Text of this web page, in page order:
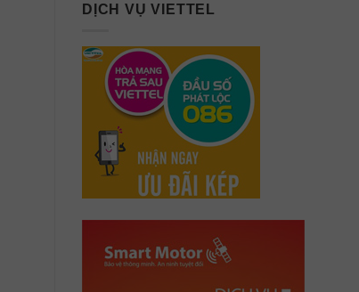
DỊCH VỤ VIETTEL